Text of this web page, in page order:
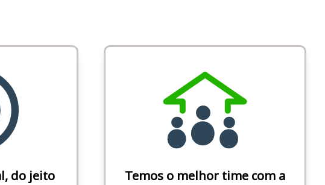
do jeito
Temos o melhor time com a